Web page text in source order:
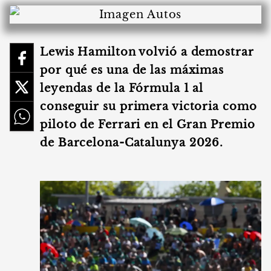
Lewis Hamilton volvió a demostrar
por qué es una de las máximas
leyendas de la Fórmula 1 al
conseguir su primera victoria como
piloto de Ferrari en el Gran Premio
de Barcelona-Catalunya 2026.